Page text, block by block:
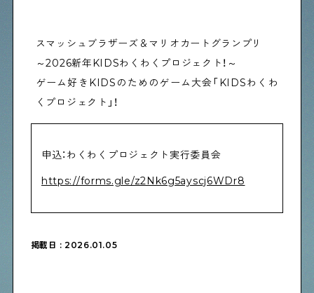
シタマチコウベについて
下町カレンダー
週刊下町日和
Stay Home
下町寫眞
スマッシュブラザーズ＆マリオカートグランプリ
～2026新年KIDSわくわくプロジェクト！～
ゲーム好きKIDSのためのゲーム大会「KIDSわくわ
くプロジェクト」！
申込：わくわくプロジェクト実行委員会
https://forms.gle/z2Nk6g5ayscj6WDr8
掲載日 : 2026.01.05